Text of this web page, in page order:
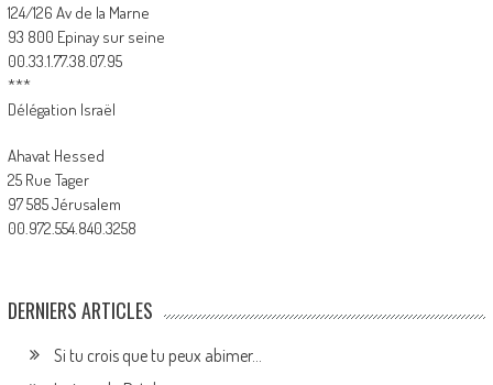
124/126 Av de la Marne
93 800 Epinay sur seine
00.33.1.77.38.07.95
***
Délégation Israël
Ahavat Hessed
25 Rue Tager
97 585 Jérusalem
00.972.554.840.3258
DERNIERS ARTICLES
Si tu crois que tu peux abimer…